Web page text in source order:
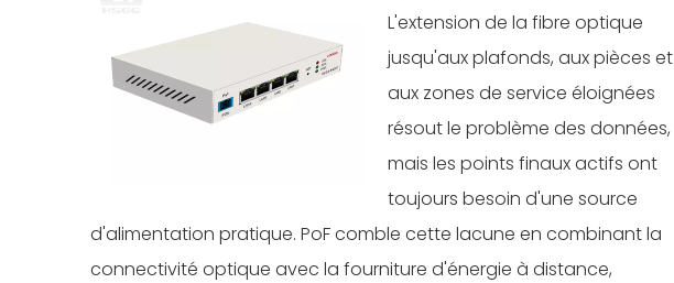
L'extension de la fibre optique
jusqu'aux plafonds, aux pièces et
aux zones de service éloignées
résout le problème des données,
mais les points finaux actifs ont
toujours besoin d'une source
d'alimentation pratique. PoF comble cette lacune en combinant la
connectivité optique avec la fourniture d'énergie à distance,